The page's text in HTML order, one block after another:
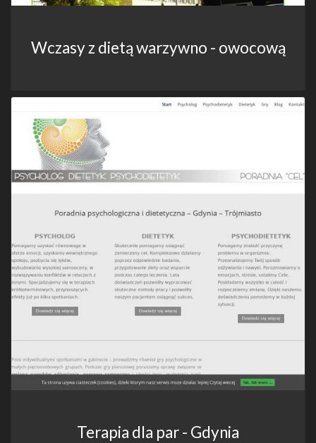
Wczasy z dietą warzywno - owocową
Terapia dla par - Gdynia